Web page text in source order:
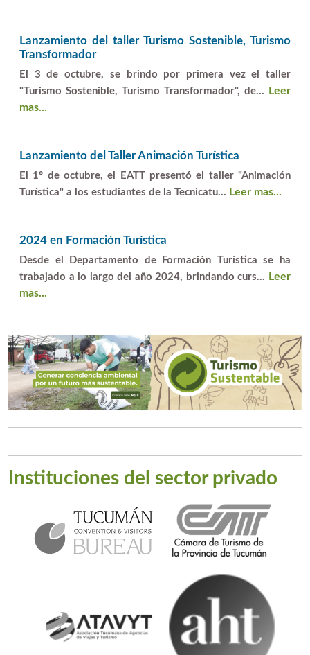
Lanzamiento del taller Turismo Sostenible, Turismo
Transformador
El 3 de octubre, se brindo por primera vez el taller
"Turismo Sostenible, Turismo Transformador", de... Leer
mas...
Lanzamiento del Taller Animación Turística
El 1° de octubre, el EATT presentó el taller "Animación
Turística" a los estudiantes de la Tecnicatu... Leer mas...
2024 en Formación Turística
Desde el Departamento de Formación Turística se ha
trabajado a lo largo del año 2024, brindando curs... Leer
mas...
Instituciones del sector privado